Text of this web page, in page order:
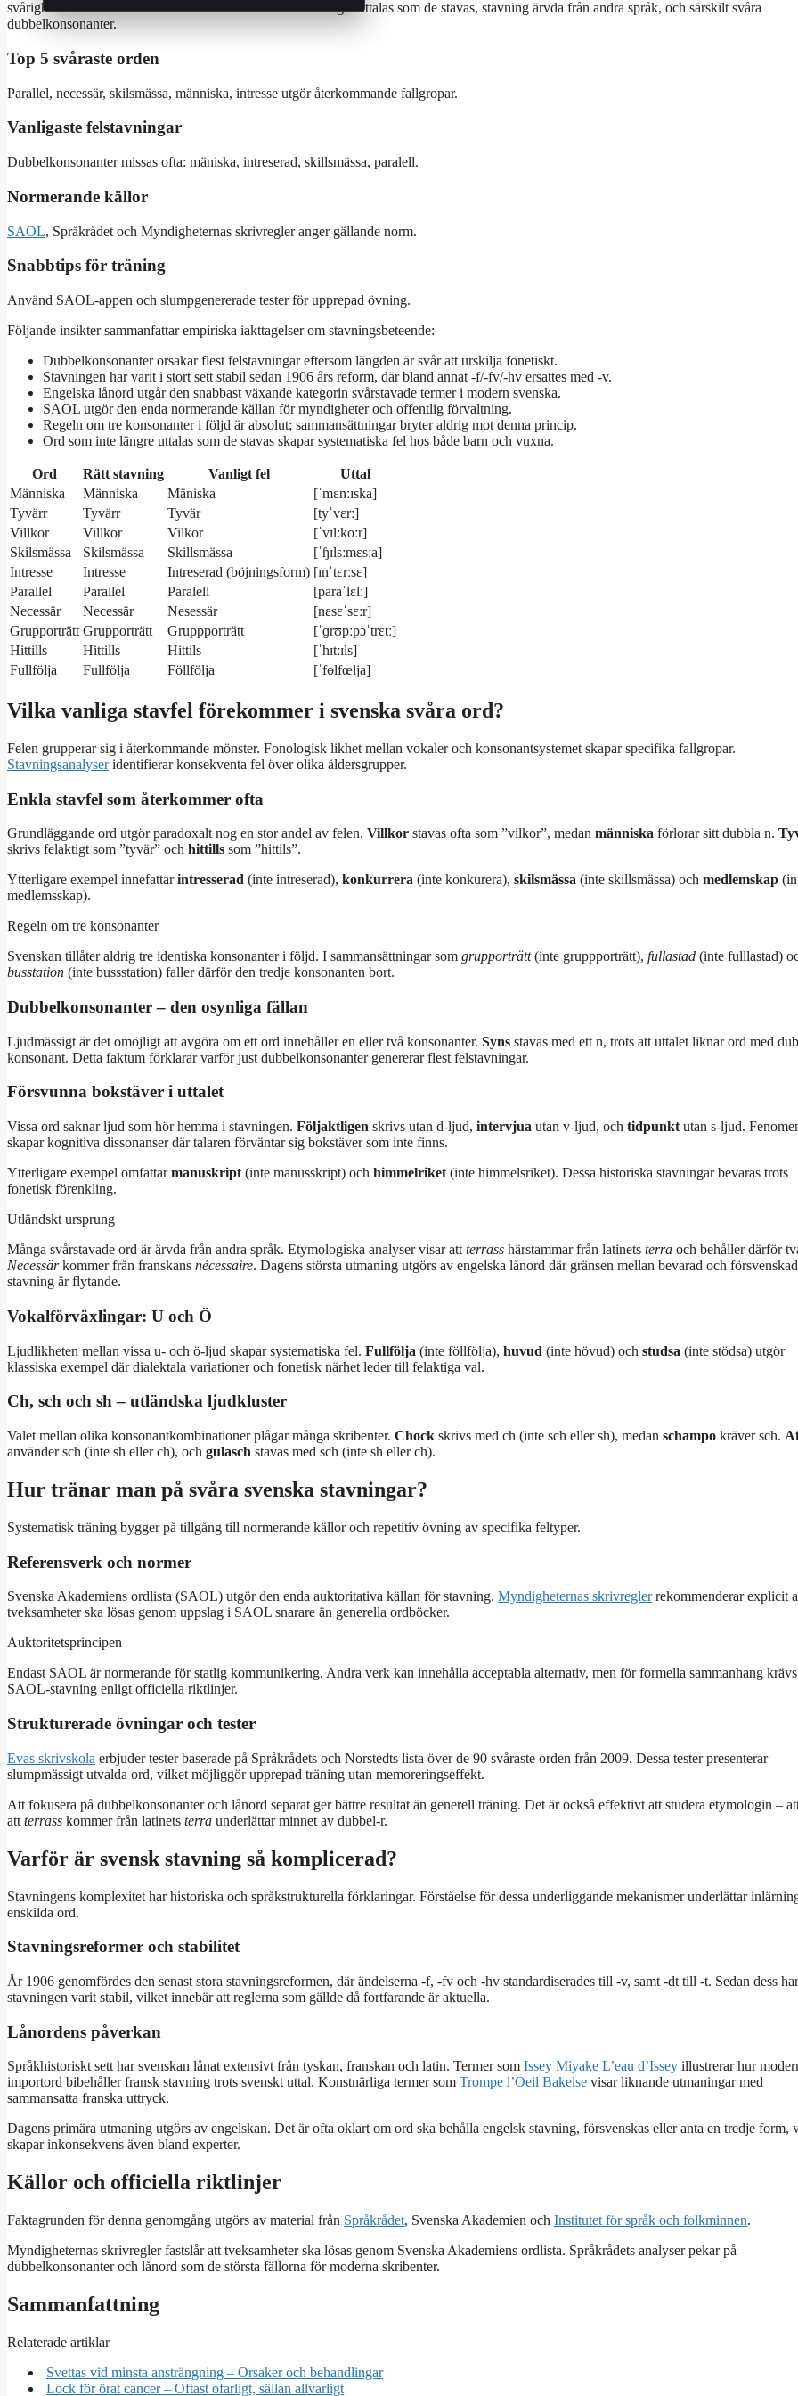
svårigheterna koncentreras till tre faktorer: ord som inte längre uttalas som de stavas, stavning ärvda från andra språk, och särskilt svåra
dubbelkonsonanter.
Top 5 svåraste orden
Parallel, necessär, skilsmässa, människa, intresse utgör återkommande fallgropar.
Vanligaste felstavningar
Dubbelkonsonanter missas ofta: mäniska, intreserad, skillsmässa, paralell.
Normerande källor
SAOL, Språkrådet och Myndigheternas skrivregler anger gällande norm.
Snabbtips för träning
Använd SAOL-appen och slumpgenererade tester för upprepad övning.
Följande insikter sammanfattar empiriska iakttagelser om stavningsbeteende:
Dubbelkonsonanter orsakar flest felstavningar eftersom längden är svår att urskilja fonetiskt.
Stavningen har varit i stort sett stabil sedan 1906 års reform, där bland annat -f/-fv/-hv ersattes med -v.
Engelska lånord utgår den snabbast växande kategorin svårstavade termer i modern svenska.
SAOL utgör den enda normerande källan för myndigheter och offentlig förvaltning.
Regeln om tre konsonanter i följd är absolut; sammansättningar bryter aldrig mot denna princip.
Ord som inte längre uttalas som de stavas skapar systematiska fel hos både barn och vuxna.
Ord Rätt stavning Vanligt fel
Uttal
Människa
Människa Mäniska
[ˈmɛnːɪska]
Tyvärr
Tyvärr Tyvär
[tyˈvɛrː]
Villkor
Villkor Vilkor
[ˈvɪlːkoːr]
Skilsmässa
Skilsmässa Skillsmässa
[ˈɧɪlsːmɛsːa]
Intresse
Intresse Intreserad (böjningsform) [ɪnˈtɛrːsɛ]
Parallel
Parallel Paralell
[paraˈlɛlː]
Necessär
Necessär Nesessär
[nɛsɛˈsɛːr]
Grupporträtt Grupporträtt Gruppporträtt
[ˈɡrʊpːpɔˈtrɛtː]
Hittills
Hittills Hittils
[ˈhɪtːɪls]
Fullfölja
Fullfölja Föllfölja [ˈfɵlfœlja]
Vilka vanliga stavfel förekommer i svenska svåra ord?
Felen grupperar sig i återkommande mönster. Fonologisk likhet mellan vokaler och konsonantsystemet skapar specifika fallgropar.
Stavningsanalyseridentifierar konsekventa fel över olika åldersgrupper.
Enkla stavfel som återkommer ofta
Grundläggande ord utgör paradoxalt nog en stor andel av felen. Villkor stavas ofta som ”vilkor”, medan människa förlorar sitt dubbla n.
skrivs felaktigt som ”tyvär” och hittills som ”hittils”.
Ytterligare exempel innefattarintresserad (inte intreserad), konkurrera (inte konkurera), skilsmässa (inte skillsmässa) och medlemskap
medlemsskap).
Regeln om tre konsonanter
Svenskan tillåter aldrig tre identiska konsonanter i följd. I sammansättningar som grupporträtt(inte gruppporträtt), fullastad (inte fulllastad)
busstation (inte bussstation) faller därför den tredje konsonanten bort.
Dubbelkonsonanter – den osynliga fällan
Ljudmässigt är det omöjligt att avgöra om ett ord innehåller en eller två konsonanter. Syns stavas med ett n, trots att uttalet liknar ord med
konsonant. Detta faktum förklarar varför just dubbelkonsonanter genererar flest felstavningar.
Försvunna bokstäver i uttalet
Vissa ord saknar ljud som hör hemma i stavningen. Följaktligen skrivs utan d-ljud, intervjua utan v-ljud, och tidpunkt utan s-ljud.
skapar kognitiva dissonanser där talaren förväntar sig bokstäver som inte finns.
Ytterligare exempel omfattarmanuskript (inte manusskript) och himmelriket (inte himmelsriket). Dessa historiska stavningar bevaras trots
fonetisk förenkling.
Utländskt ursprung
Många svårstavade ord är ärvda från andra språk. Etymologiska analyser visar att terrass härstammar från latinets terra och behåller därför
Necessärkommer från franskans nécessaire. Dagens största utmaning utgörs av engelska lånord där gränsen mellan bevarad och försvenskad
stavning är flytande.
Vokalförväxlingar: U och Ö
Ljudlikheten mellan vissa u- och ö-ljud skapar systematiska fel. Fullfölja (inte föllfölja), huvud (inte hövud) och studsa (inte stödsa) utgör
klassiska exempel där dialektala variationer och fonetisk närhet leder till felaktiga val.
Ch, sch och sh – utländska ljudkluster
Valet mellan olika konsonantkombinationer plågar många skribenter. Chock skrivs med ch (inte sch eller sh), medan schampo kräver sch.
använder sch (inte sh eller ch), och gulasch stavas med sch (inte sh eller ch).
Hur tränar man på svåra svenska stavningar?
Systematisk träning bygger på tillgång till normerande källor och repetitiv övning av specifika feltyper.
Referensverk och normer
Svenska Akademiens ordlista (SAOL) utgör den enda auktoritativa källan för stavning. Myndigheternas skrivreglerrekommenderar explicit
tveksamheter ska lösas genom uppslag i SAOL snarare än generella ordböcker.
Auktoritetsprincipen
Endast SAOL är normerande för statlig kommunikering. Andra verk kan innehålla acceptabla alternativ, men för formella sammanhang krävs
SAOL-stavning enligt officiella riktlinjer.
Strukturerade övningar och tester
Evas skrivskola erbjuder tester baserade på Språkrådets och Norstedts lista över de 90 svåraste orden från 2009. Dessa tester presenterar
slumpmässigt utvalda ord, vilket möjliggör upprepad träning utan memoreringseffekt.
Att fokusera på dubbelkonsonanter och lånord separat ger bättre resultat än generell träning. Det är också effektivt att studera etymologin –
att terrass kommer från latinets terra underlättar minnet av dubbel-r.
Varför är svensk stavning så komplicerad?
Stavningens komplexitet har historiska och språkstrukturella förklaringar. Förståelse för dessa underliggande mekanismer underlättar
enskilda ord.
Stavningsreformer och stabilitet
År 1906 genomfördes den senast stora stavningsreformen, där ändelserna -f, -fv och -hv standardiserades till -v, samt -dt till -t. Sedan dess har
stavningen varit stabil, vilket innebär att reglerna som gällde då fortfarande är aktuella.
Lånordens påverkan
Språkhistoriskt sett har svenskan lånat extensivt från tyskan, franskan och latin. Termer som Issey Miyake L’eau d’Issey illustrerar hur
importord bibehåller fransk stavning trots svenskt uttal. Konstnärliga termer som Trompe l’Oeil Bakelse visar liknande utmaningar med
sammansatta franska uttryck.
Dagens primära utmaning utgörs av engelskan. Det är ofta oklart om ord ska behålla engelsk stavning, försvenskas eller anta en tredje form,
skapar inkonsekvens även bland experter.
Källor och officiella riktlinjer
Faktagrunden för denna genomgång utgörs av material från Språkrådet, Svenska Akademien och Institutet för språk och folkminnen.
Myndigheternas skrivregler fastslår att tveksamheter ska lösas genom Svenska Akademiens ordlista. Språkrådets analyser pekar på
dubbelkonsonanter och lånord som de största fällorna för moderna skribenter.
Sammanfattning
Relaterade artiklar
Svettas vid minsta ansträngning – Orsaker och behandlingar
Lock för örat cancer – Oftast ofarligt, sällan allvarligt